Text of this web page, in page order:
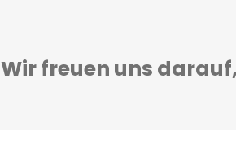
Wir freuen uns